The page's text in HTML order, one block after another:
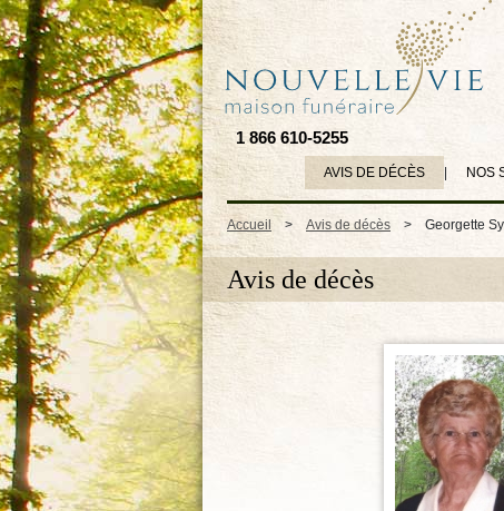
1 866 610-5255
AVIS DE DÉCÈS NOS
Accueil > Avis de décès > Georgette
Avis de décès